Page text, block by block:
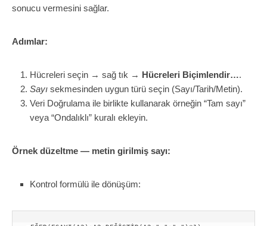
sonucu vermesini sağlar.
Adımlar:
Hücreleri seçin → sağ tık → Hücreleri Biçimlendir….
Sayı sekmesinden uygun türü seçin (Sayı/Tarih/Metin).
Veri Doğrulama ile birlikte kullanarak örneğin “Tam sayı”
veya “Ondalıklı” kuralı ekleyin.
Örnek düzeltme — metin girilmiş sayı:
Kontrol formülü ile dönüşüm: